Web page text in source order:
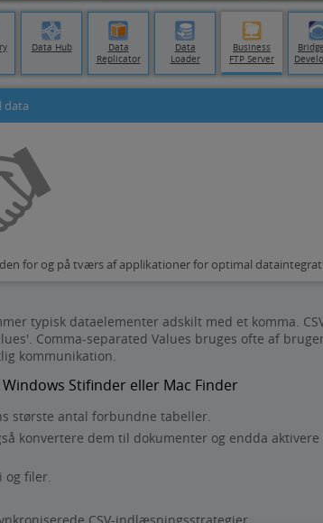
Data Hub
Data
Replicator
Data
Loader
Business
FTP Server
data
for og på tværs af applikationer for optimal
typisk dataelementer adskilt med et komma.
Comma-separated Values bruges ofte af
kommunikation.
Stifinder eller Mac Finder
største antal forbundne tabeller.
konvertere dem til dokumenter og endda
og filer.